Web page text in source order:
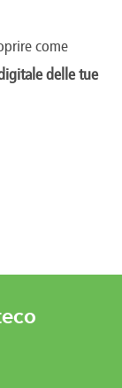
come
delle tue